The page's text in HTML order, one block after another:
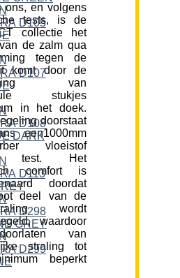
ons, en volgens
tests, is de
collectie het
de zalm qua
tegen de
komt door de
van
stukjes
in het doek.
doorstaat
een1000mm
vloeistof
test. Het
comfort is
doordat
deel van de
wordt
waardoor
van
straling tot
beperkt